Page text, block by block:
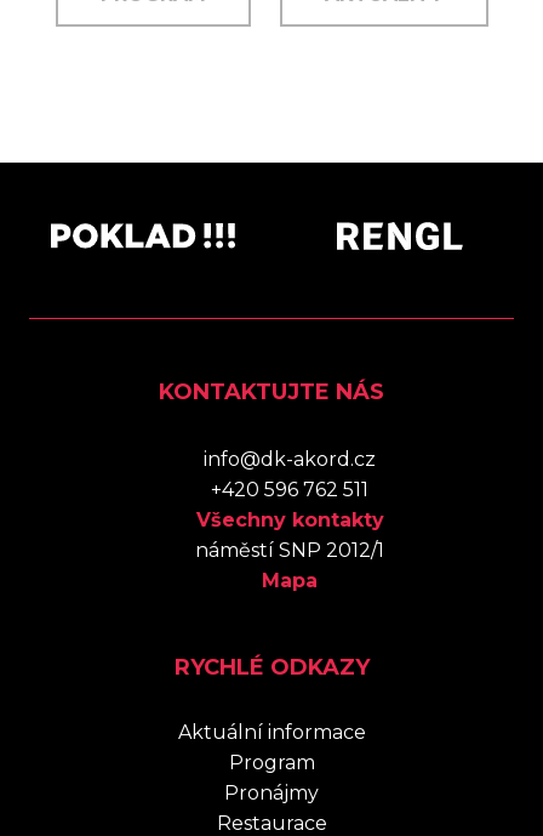
KONTAKTUJTE NÁS
info@dk-akord.cz
+420 596 762 511
Všechny kontakty
náměstí SNP 2012/1
Mapa
RYCHLÉ ODKAZY
Aktuální informace
Program
Pronájmy
Restaurace